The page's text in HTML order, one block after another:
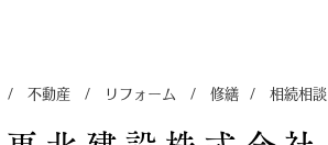
不動産 / リフォーム / 修繕 / 相続相談